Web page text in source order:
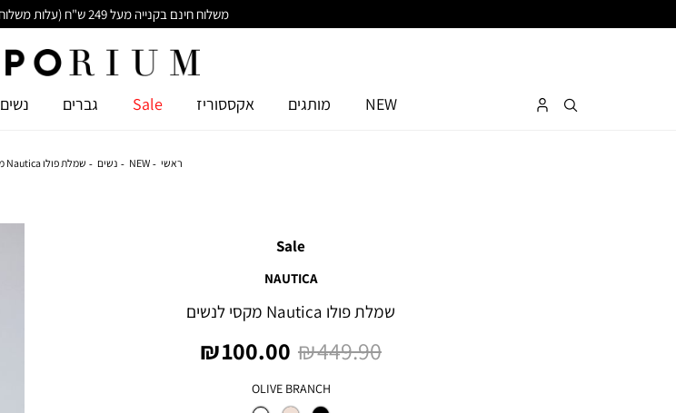
משלוח חינם בקנייה מעל 249 ש"ח (עלות משלוח החל מ-14.90 ש"ח)
NEW מותגים אקססוריז Sale גברים נשים
ראשי NEW נשים שמלת פולו Nautica מקסי לנשים
Sale
NAUTICA
שמלת פולו Nautica מקסי לנשים
מחיר
מוצר
100.00 ₪
מחיר
449.90 ₪
צבע
OLIVE BRANCH